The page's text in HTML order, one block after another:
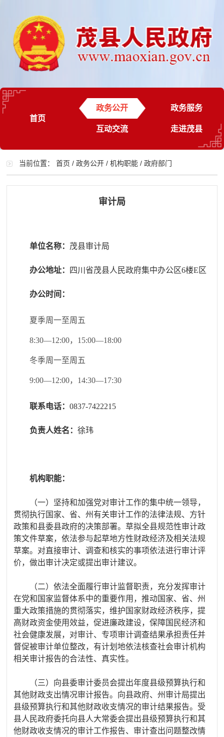
首页
政务公开 政务服务
互动交流 走进茂县
当前位置：首页 /政务公开 /机构职能 /政府部门
审计局
单位名称： 茂县审计局
办公地址： 四川省茂县人民政府集中办公区6楼E区
办公时间：
夏季周一至周五
8:30—12:00，15:00—18:00
冬季周一至周五
9:00—12:00，14:30—17:30
联系电话：0837-7422215
负责人姓名：徐玮
机构职能：
（一）坚持和加强党对审计工作的集中统一领导，
贯彻执行国家、省、州有关审计工作的法律法规、方针
政策和县委县政府的决策部署。草拟全县规范性审计政
策文件草案，依法参与起草地方性财政经济及相关法规
草案。对直接审计、调查和核实的事项依法进行审计评
价，做出审计决定或提出审计建议。
（二）依法全面履行审计监督职责，充分发挥审计
在党和国家监督体系中的重要作用，推动国家、省、州
重大政策措施的贯彻落实，维护国家财政经济秩序，提
高财政资金使用效益，促进廉政建设，保障国民经济和
社会健康发展，对审计、专项审计调查结果承担责任并
督促被审计单位整改，有计划地依法核查社会审计机构
相关审计报告的合法性、真实性。
（三）向县委审计委员会提出年度县级预算执行和
其他财政支出情况审计报告。向县政府、州审计局提出
县级预算执行和其他财政收支情况的审计结果报告。受
县人民政府委托向县人大常委会提出县级预算执行和其
他财政收支情况的审计工作报告、审计查出问题整改情